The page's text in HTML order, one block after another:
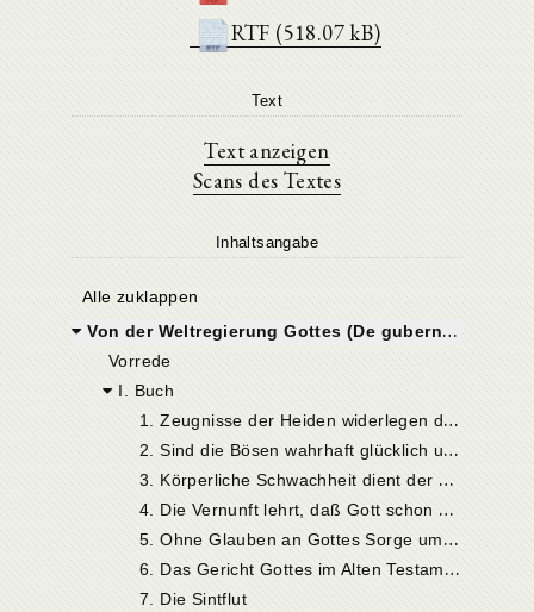
RTF (518.07 kB)
Text
Text anzeigen
Scans des Textes
Inhaltsangabe
Alle zuklappen
Von der Weltregierung Gottes (De gubernatione Dei)
Vorrede
I. Buch
1
. Zeugnisse der Heiden widerlegen die Einwendungen gegen die göttliche Vorsehung
2
. Sind die Bösen wahrhaft glücklich und die Guten wahrhaft unglücklich?
3
. Körperliche Schwachheit dient der Heiligung des Lebens
4
. Die Vernunft lehrt, daß Gott schon hienieden in die Ordnung der Dinge eingreift
5
. Ohne Glauben an Gottes Sorge um diese Welt ist die Gottesverehrung sinnlos
6
. Das Gericht Gottes im Alten Testament. Kain und Abel
7. Die Sintflut